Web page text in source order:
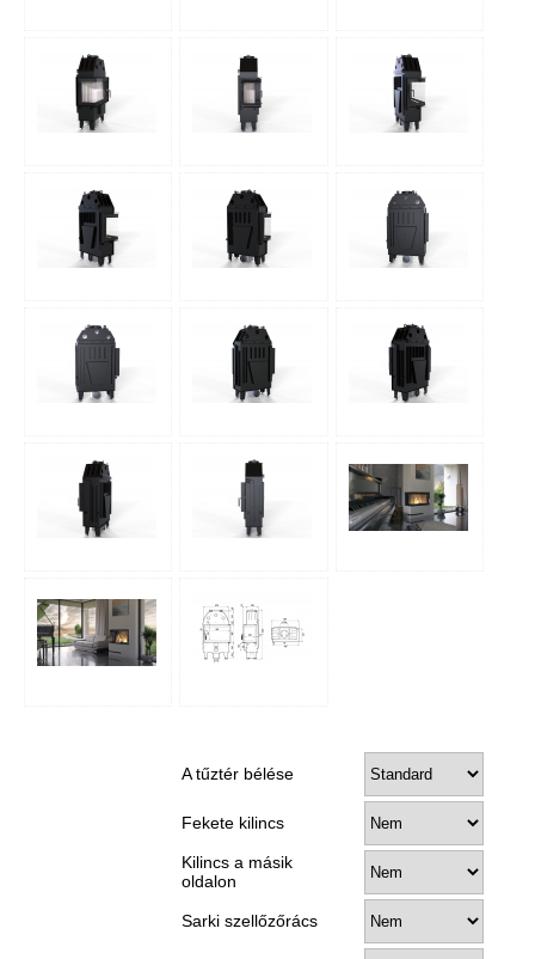
A tűztér bélése
Fekete kilincs
Kilincs a másik
oldalon
Sarki szellőzőrács